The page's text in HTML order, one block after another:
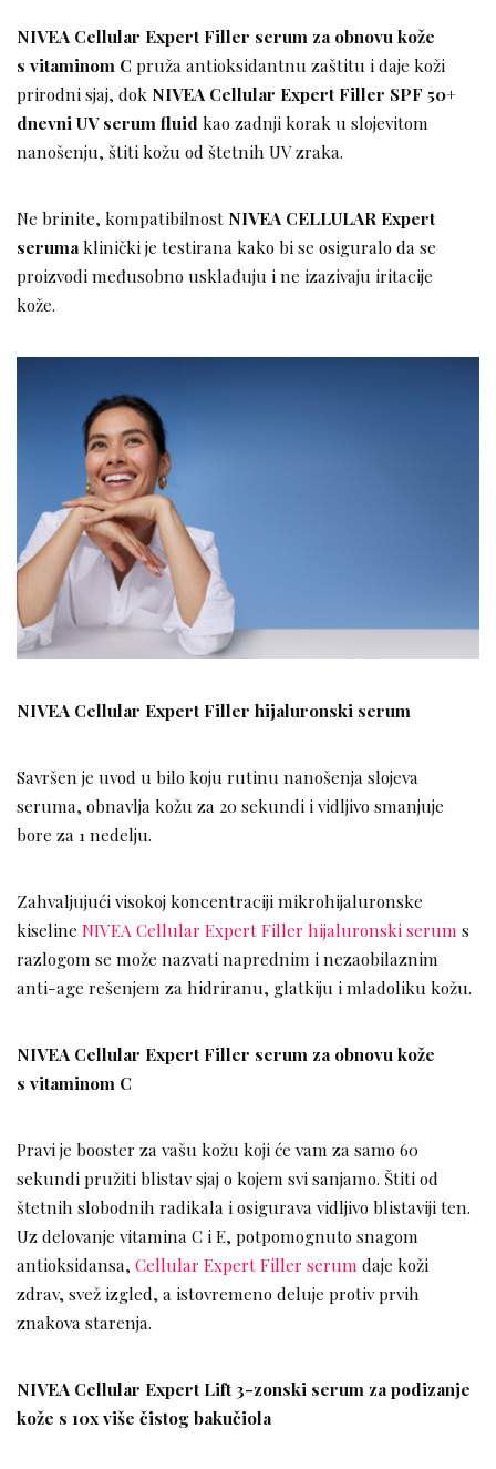
NIVEA Cellular Expert Filler serum za obnovu kože
s vitaminom C pruža antioksidantnu zaštitu i daje koži
prirodni sjaj, dok NIVEA Cellular Expert Filler SPF 50+
dnevni UV serum fluid kao zadnji korak u slojevitom
nanošenju, štiti kožu od štetnih UV zraka.
Ne brinite, kompatibilnost NIVEA CELLULAR Expert
serumaklinički je testirana kako bi se osiguralo da se
proizvodi međusobno usklađuju i ne izazivaju iritacije
kože.
NIVEA Cellular Expert Filler hijaluronski serum
Savršen je uvod u bilo koju rutinu nanošenja slojeva
seruma, obnavlja kožu za 20 sekundi i vidljivo smanjuje
bore za 1 nedelju.
Zahvaljujući visokoj koncentraciji mikrohijaluronske
kiseline NIVEA Cellular Expert Filler hijaluronski serum s
razlogom se može nazvati naprednim i nezaobilaznim
anti-age rešenjem za hidriranu, glatkiju i mladoliku kožu.
NIVEA Cellular Expert Filler serum za obnovu kože
s vitaminom C
Pravi je booster za vašu kožu koji će vam za samo 60
sekundi pružiti blistav sjaj o kojem svi sanjamo. Štiti od
štetnih slobodnih radikala i osigurava vidljivo blistaviji ten.
Uz delovanje vitamina C i E, potpomognuto snagom
antioksidansa, Cellular Expert Filler serum daje koži
zdrav, svež izgled, a istovremeno deluje protiv prvih
znakova starenja.
NIVEA Cellular Expert Lift 3-zonski serum za podizanje
kože s 10x više čistog bakučiola